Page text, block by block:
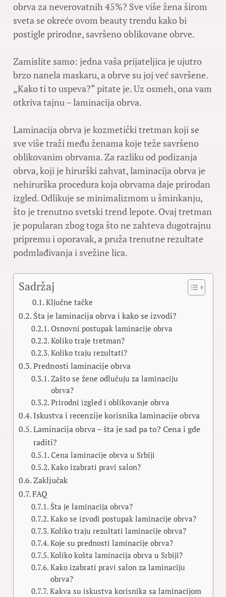
obrva za neverovatnih 45%? Sve više žena širom
sveta se okreće ovom beauty trendu kako bi
postigle prirodne, savršeno oblikovane obrve.
Zamislite samo: jedna vaša prijateljica je ujutro
brzo nanela maskaru, a obrve su joj već savršene.
„Kako ti to uspeva?“ pitate je. Uz osmeh, ona vam
otkriva tajnu – laminacija obrva.
Laminacija obrva je kozmetički tretman koji se
sve više traži među ženama koje teže savršeno
oblikovanim obrvama. Za razliku od podizanja
obrva, koji je hirurški zahvat, laminacija obrva je
nehirurška procedura koja obrvama daje prirodan
izgled. Odlikuje se minimalizmom u šminkanju,
što je trenutno svetski trend lepote. Ovaj tretman
je popularan zbog toga što ne zahteva dugotrajnu
pripremu i oporavak, a pruža trenutne rezultate
podmlađivanja i svežine lica.
Sadržaj
Ključne tačke
Šta je laminacija obrva i kako se izvodi?
Osnovni postupak laminacije obrva
Koliko traje tretman?
Koliko traju rezultati?
Prednosti laminacije obrva
Zašto se žene odlučuju za laminaciju
obrva?
Prirodni izgled i oblikovanje obrva
Iskustva i recenzije korisnika laminacije obrva
Laminacija obrva – šta je sad pa to? Cena i gde
raditi?
Cena laminacije obrva u Srbiji
Kako izabrati pravi salon?
Zaključak
FAQ
Šta je laminacija obrva?
Kako se izvodi postupak laminacije obrva?
Koliko traju rezultati laminacije obrva?
Koje su prednosti laminacije obrva?
Koliko košta laminacija obrva u Srbiji?
Kako izabrati pravi salon za laminaciju
obrva?
Kakva su iskustva korisnika sa laminacijom